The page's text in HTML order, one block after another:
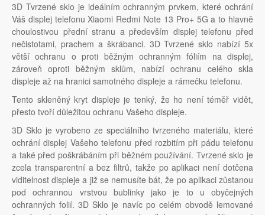
3D Tvrzené sklo je ideálním ochranným prvkem, které ochrání
Váš displej telefonu Xiaomi Redmi Note 13 Pro+ 5G a to hlavně
choulostivou přední stranu a především displej telefonu před
nečistotami, prachem a škrábanci. 3D Tvrzené sklo nabízí 5x
větší ochranu o proti běžným ochranným fóliím na displej,
zároveň oproti běžným sklům, nabízí ochranu celého skla
displeje až na hranici samotného displeje a rámečku telefonu.
Tento skleněný kryt displeje je tenký, že ho není téměř vidět,
přesto tvoří důležitou ochranu Vašeho displeje.
3D Sklo je vyrobeno ze speciálního tvrzeného materiálu, které
ochrání displej Vašeho telefonu před rozbitím při pádu telefonu
a také před poškrábáním při běžném používání. Tvrzené sklo je
zcela transparentní a bez filtrů, takže po aplikaci není dotčena
viditelnost displeje a již se nemusíte bát, že po aplikaci zůstanou
pod ochrannou vrstvou bublinky jako je to u obyčejných
ochranných folií. 3D Sklo je navíc po celém obvodě lemované